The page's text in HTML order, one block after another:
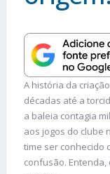
A história da
décadas até a
a baleia contagia
aos jogos do clube
time ser conhecido
confusão.